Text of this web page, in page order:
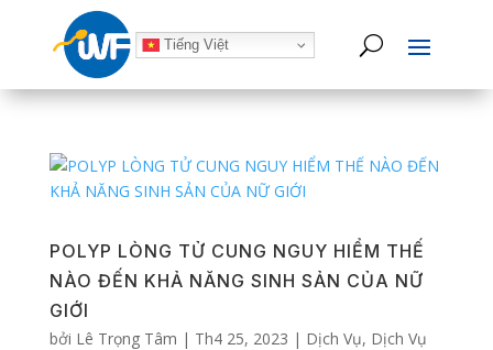
Tiếng Việt
POLYP LÒNG TỬ CUNG NGUY HIỂM THẾ
NÀO ĐẾN KHẢ NĂNG SINH SẢN CỦA NỮ
GIỚI
bởi Lê Trọng Tâm | Th4 25, 2023 | Dịch Vụ, Dịch Vụ